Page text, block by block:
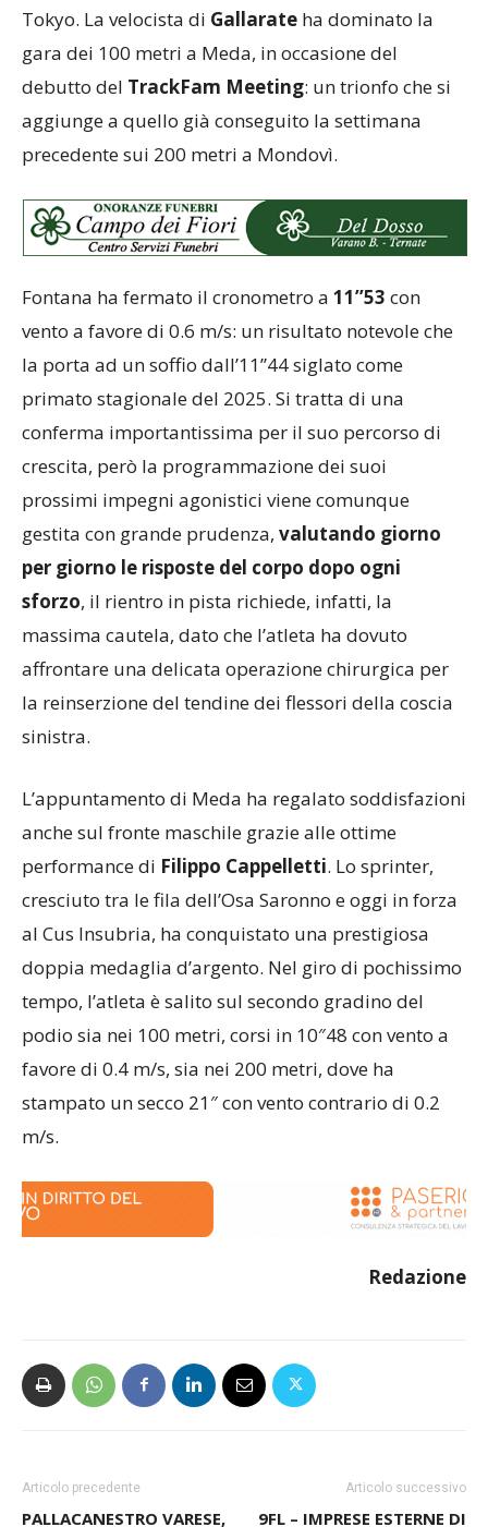
Tokyo. La velocista di Gallarate ha dominato la
gara dei 100 metri a Meda, in occasione del
debutto del TrackFam Meeting: un trionfo che si
aggiunge a quello già conseguito la settimana
precedente sui 200 metri a Mondovì.
Fontana ha fermato il cronometro a 11’’53 con
vento a favore di 0.6 m/s: un risultato notevole che
la porta ad un soffio dall’11’’44 siglato come
primato stagionale del 2025. Si tratta di una
conferma importantissima per il suo percorso di
crescita, però la programmazione dei suoi
prossimi impegni agonistici viene comunque
gestita con grande prudenza, valutando giorno
per giorno le risposte del corpo dopo ogni
sforzo, il rientro in pista richiede, infatti, la
massima cautela, dato che l’atleta ha dovuto
affrontare una delicata operazione chirurgica per
la reinserzione del tendine dei flessori della coscia
sinistra.
L’appuntamento di Meda ha regalato soddisfazioni
anche sul fronte maschile grazie alle ottime
performance di Filippo Cappelletti. Lo sprinter,
cresciuto tra le fila dell’Osa Saronno e oggi in forza
al Cus Insubria, ha conquistato una prestigiosa
doppia medaglia d’argento. Nel giro di pochissimo
tempo, l’atleta è salito sul secondo gradino del
podio sia nei 100 metri, corsi in 10″48 con vento a
favore di 0.4 m/s, sia nei 200 metri, dove ha
stampato un secco 21″ con vento contrario di 0.2
m/s.
Redazione
Articolo precedente
PALLACANESTRO VARESE,
Articolo successivo
9FL – IMPRESE ESTERNE DI